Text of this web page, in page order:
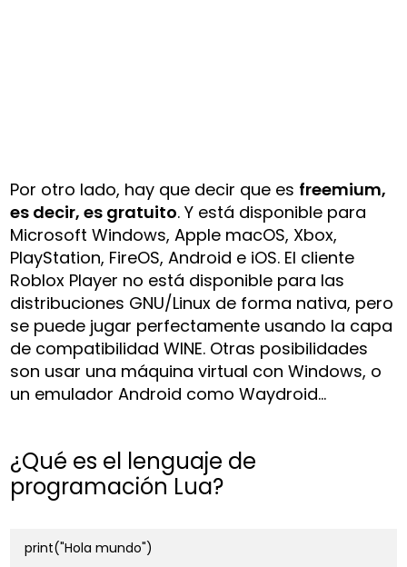
Por otro lado, hay que decir que es freemium,
es decir, es gratuito. Y está disponible para
Microsoft Windows, Apple macOS, Xbox,
PlayStation, FireOS, Android e iOS. El cliente
Roblox Player no está disponible para las
distribuciones GNU/Linux de forma nativa, pero
se puede jugar perfectamente usando la capa
de compatibilidad WINE. Otras posibilidades
son usar una máquina virtual con Windows, o
un emulador Android como Waydroid…
¿Qué es el lenguaje de
programación Lua?
print("Hola mundo")